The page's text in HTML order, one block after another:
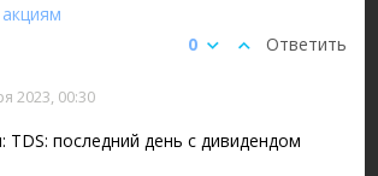
Ответить
0
2023, 00:30
TDS: последний день с дивидендом